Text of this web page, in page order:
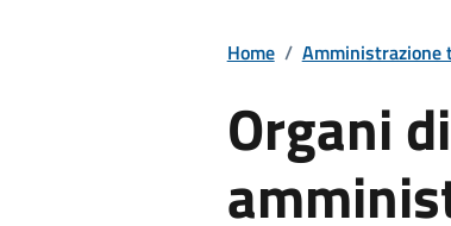
Home / Amministrazione
Organi